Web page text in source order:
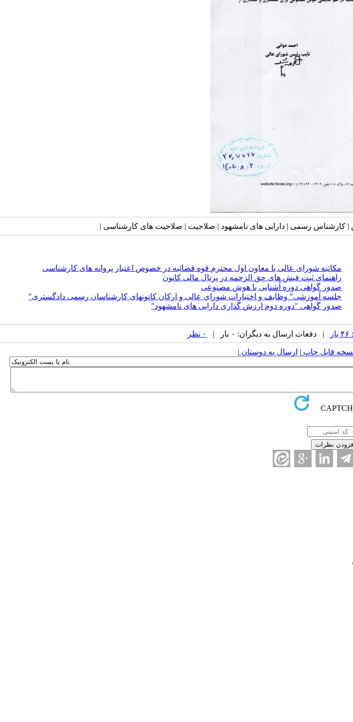
| کارشناس رسمی | دارایی های نامشهود | صلاحیت | صلاحیت های کارشناسی |
مکاتبه شورای عالی با معاون اول محترم قوه قضائیه در خصوص اعتبار پروانه های کارشناسی
راهنمای ثبت فیش های حق الزحمه در پرتال مالی کانون
صدور گواهی دوره آشنایی با هوش مصنوعی
جلسه آموزشی" وظایف و اختیارات شورای عالی و ارکان کانونهای کارشناسان رسمی دادگستری"
صدور گواهی "دوره دوم ارزش گذاری دارایی های نامشهود"
| دفعات ارسال به دیگران: ۰ بار | ۰ نظر
قابل چاپ | ارسال به دوستان |